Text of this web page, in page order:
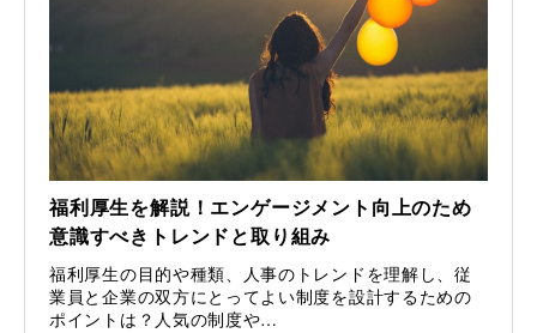
福利厚生を解説！エンゲージメント向上のため
意識すべきトレンドと取り組み
福利厚生の目的や種類、人事のトレンドを理解し、従
業員と企業の双方にとってよい制度を設計するための
ポイントは？人気の制度や…